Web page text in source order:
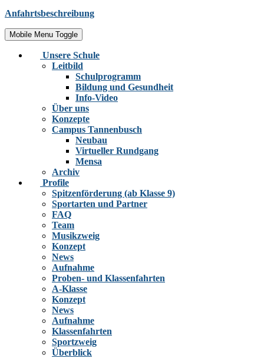
Anfahrtsbeschreibung
Mobile Menu Toggle
Unsere Schule
Leitbild
Schulprogramm
Bildung und Gesundheit
Info-Video
Über uns
Konzepte
Campus Tannenbusch
Neubau
Virtueller Rundgang
Mensa
Archiv
Profile
Spitzenförderung (ab Klasse 9)
Sportarten und Partner
FAQ
Team
Musikzweig
Konzept
News
Aufnahme
Proben- und Klassenfahrten
A-Klasse
Konzept
News
Aufnahme
Klassenfahrten
Sportzweig
Überblick